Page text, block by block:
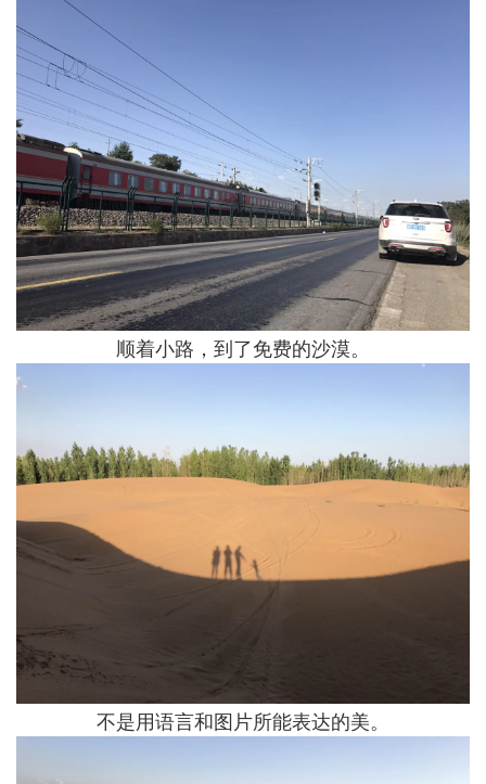
顺着小路，到了免费的沙漠。
不是用语言和图片所能表达的美。